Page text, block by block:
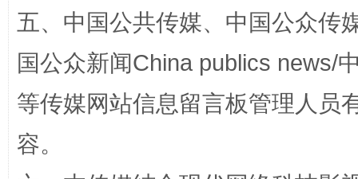
招工难、用工荒背后
五、中国公共传媒、中国公众传
国公众新闻China publics news/
等传媒网站信息留言板管理人员
容。